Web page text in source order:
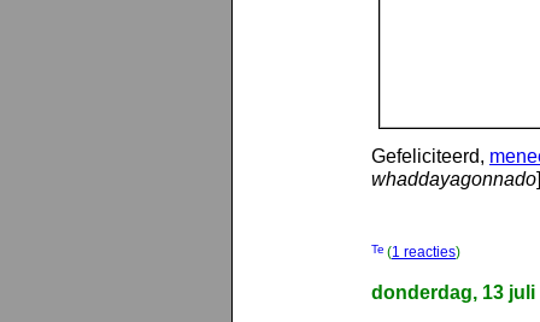
Gefeliciteerd,
whaddayagonnado]
(1 reacties)
donderdag, 13 juli